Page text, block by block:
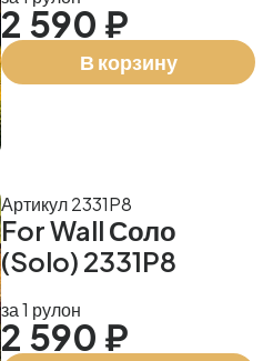
2 590 ₽
В корзину
For Wall Соло
(Solo) 2331P8
Артикул 2331P8
за 1 рулон
2 590 ₽